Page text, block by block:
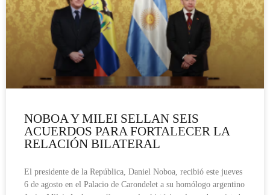
NOBOA Y MILEI SELLAN SEIS
ACUERDOS PARA FORTALECER LA
RELACIÓN BILATERAL
El presidente de la República, Daniel Noboa, recibió este jueves
6 de agosto en el Palacio de Carondelet a su homólogo argentino